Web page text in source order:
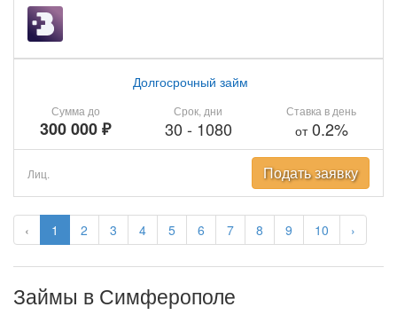
‹ 1 2 3 4 5 6 7 8 9 10 ›
Сумма до
300 000 ₽
Долгосрочный займ
Срок, дни
30 - 1080
Ставка в день
от0.2%
Лиц. Подать заявку
Займы в Симферополе